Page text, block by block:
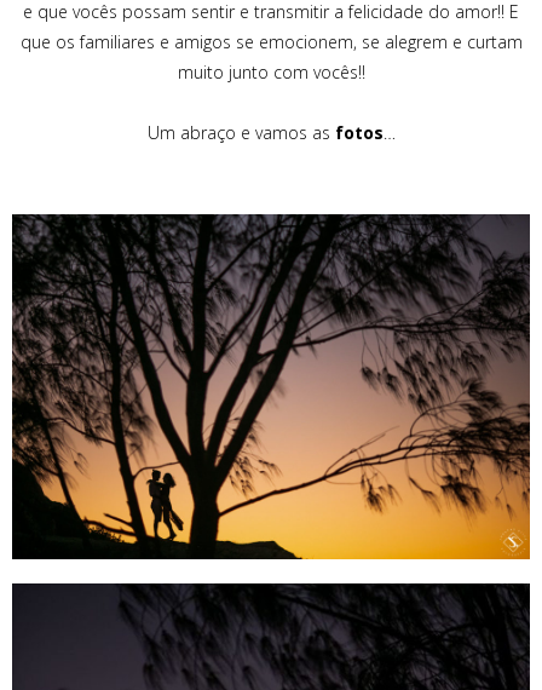
e que vocês possam sentir e transmitir a felicidade do amor!! E
que os familiares e amigos se emocionem, se alegrem e curtam
muito junto com vocês!!
Um abraço e vamos as fotos…